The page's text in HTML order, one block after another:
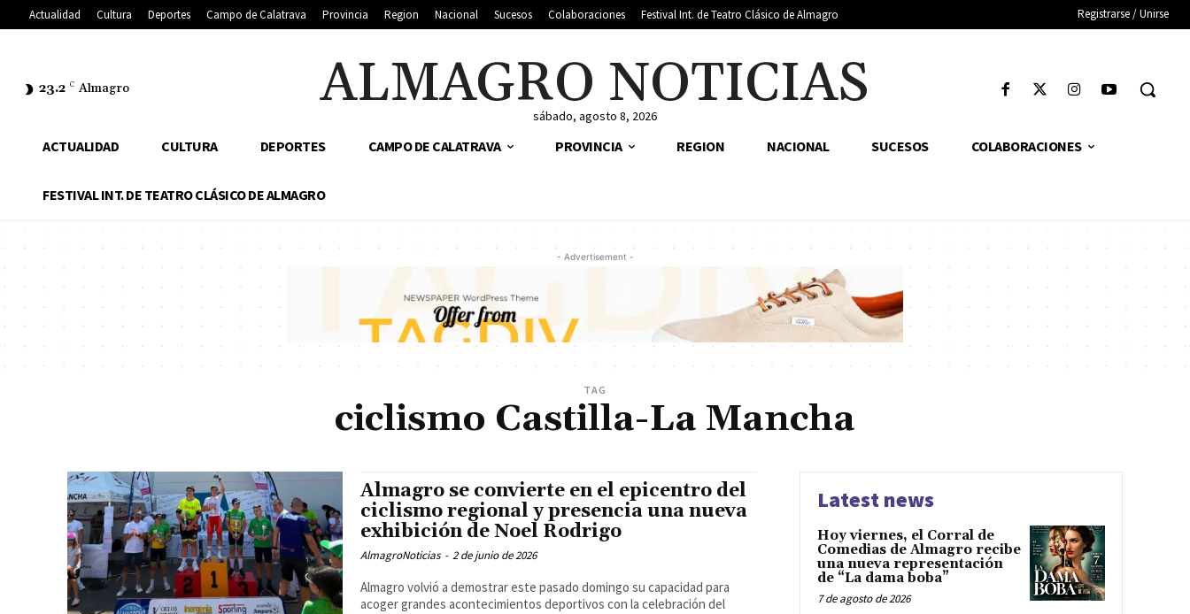
Actualidad Cultura Deportes Campo de Calatrava Provincia Region Nacional Sucesos Colaboraciones Festival Int. de Teatro Clásico de Almagro Registrarse / Unirse
23.2 C Almagro ALMAGRO NOTICIAS
sábado, agosto 8, 2026
ACTUALIDAD CULTURA DEPORTES CAMPO DE CALATRAVA PROVINCIA REGION NACIONAL SUCESOS COLABORACIONES
FESTIVAL INT. DE TEATRO CLÁSICO DE ALMAGRO
- Advertisement -
TAG
ciclismo Castilla-La Mancha
Almagro se convierte en el epicentro del
ciclismo regional y presencia una nueva
exhibición de Noel Rodrigo
AlmagroNoticias - 2 de junio de 2026
Almagro volvió a demostrar este pasado domingo su capacidad para
acoger grandes acontecimientos deportivos con la celebración del
Latest news
Hoy viernes, el Corral de
Comedias de Almagro recibe
una nueva representación
de “La dama boba”
7 de agosto de 2026